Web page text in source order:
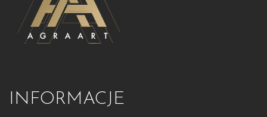
INFORMACJE